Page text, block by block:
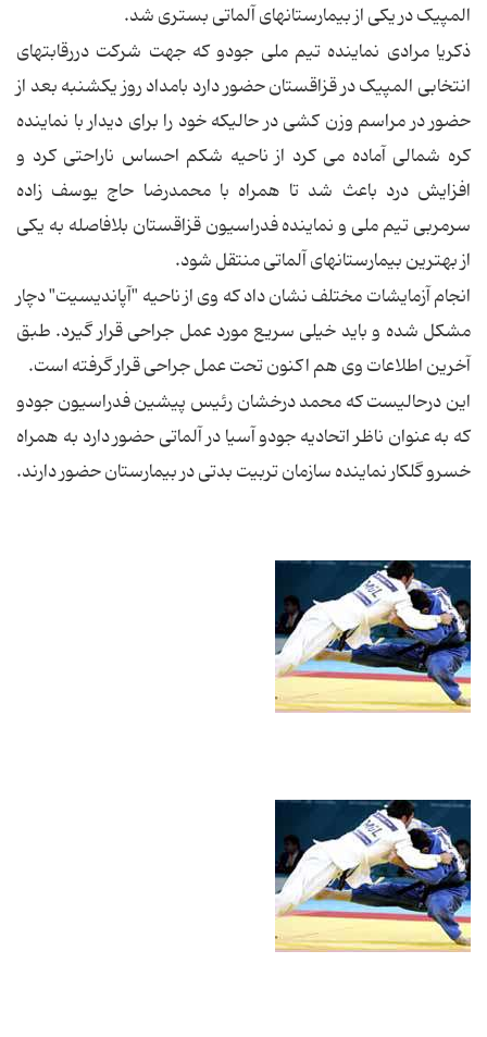
المپیک در یکی از بیمارستانهای آلماتی بستری شد.
ذکریا مرادی نماینده تیم ملی جودو که جهت شرکت دررقابتهای
انتخابی المپیک در قزاقستان حضور دارد بامداد روز یکشنبه بعد از
حضور در مراسم وزن کشی در حالیکه خود را برای دیدار با نماینده
کره شمالی آماده می کرد از ناحیه شکم احساس ناراحتی کرد و
افزایش درد باعث شد تا همراه با محمدرضا حاج یوسف زاده
سرمربی تیم ملی و نماینده فدراسیون قزاقستان بلافاصله به یکی
از بهترین بیمارستانهای آلماتی منتقل شود.
انجام آزمایشات مختلف نشان داد که وی از ناحیه "آپاندیسیت" دچار
مشکل شده و باید خیلی سریع مورد عمل جراحی قرار گیرد. طبق
آخرین اطلاعات وی هم اکنون تحت عمل جراحی قرار گرفته است.
این درحالیست که محمد درخشان رئیس پیشین فدراسیون جودو
که به عنوان ناظر اتحادیه جودو آسیا در آلماتی حضور دارد به همراه
خسرو گلکار نماینده سازمان تربیت بدتی در بیمارستان حضور دارند.